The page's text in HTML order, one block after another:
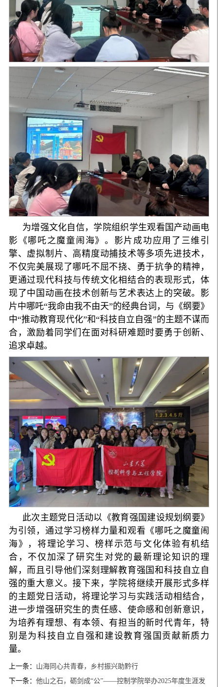
为增强文化自信，学院组织学生观看国产动画电
影《哪吒之魔童闹海》。影片成功应用了三维引
擎、虚拟制片、高精度动捕技术等多项先进技术，
不仅完美展现了哪吒不屈不挠、勇于抗争的精神，
更通过现代科技与传统文化相结合的表现形式，体
现了中国动画在技术创新与艺术表达上的突破。影
片中哪吒“我命由我不由天”的经典台词，与《纲要》
中“推动教育现代化”和“科技自立自强”的主题不谋而
合，激励着同学们在面对科研难题时要勇于创新、
追求卓越。
此次主题党日活动以《教育强国建设规划纲要》
为引领，通过学习榜样力量和观看《哪吒之魔童闹
海》，将理论学习、榜样示范与文化体验有机结
合，不仅加深了研究生对党的最新理论知识的理
解，而且引导他们深刻理解教育强国和科技自立自
强的重大意义。接下来，学院将继续开展形式多样
的主题党日活动，将理论学习与实践活动相结合，
进一步增强研究生的责任感、使命感和创新意识，
为培养有理想、有本领、有担当的新时代青年，特
别是为科技自立自强和建设教育强国贡献新质力
量。
上一条： 山海同心共青春，乡村振兴助黔行
下一条： 他山之石，砺剑成“公”——控制学院举办2025年度生涯发